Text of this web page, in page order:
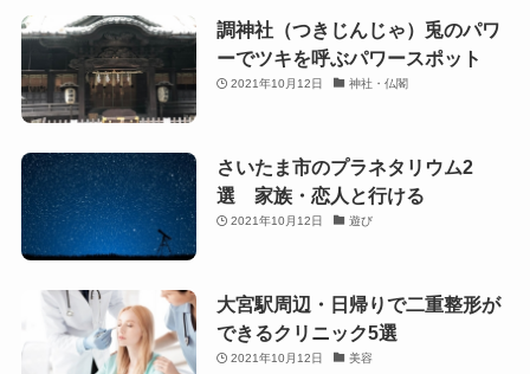
調神社（つきじんじゃ）兎のパワ
ーでツキを呼ぶパワースポット
2021年10月12日 神社・仏閣
さいたま市のプラネタリウム2
選 家族・恋人と行ける
2021年10月12日 遊び
大宮駅周辺・日帰りで二重整形が
できるクリニック5選
2021年10月12日 美容